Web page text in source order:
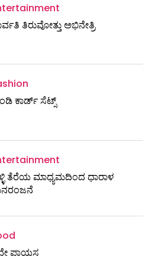
ತಿರುವೋತ್ತು ಅಭಿನೇತ್ರಿ
ಕಾರ್ಡ್‌ ಸೆಟ್ಸ್
ತೆರೆಯ ಮಾಧ್ಯಮದಿಂದ ಧಾರಾಳ
ಪಾಯಸ